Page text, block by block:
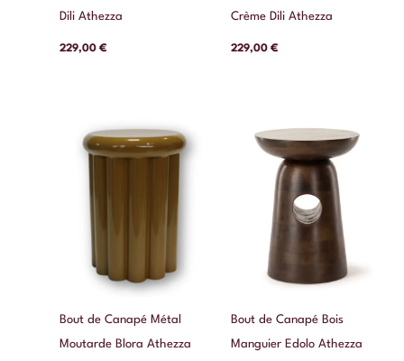
Dili Athezza
229,00€
Crème Dili Athezza
229,00 €
Bout de Canapé Métal
Moutarde Blora Athezza
Bout de Canapé Bois
Manguier Edolo Athezza